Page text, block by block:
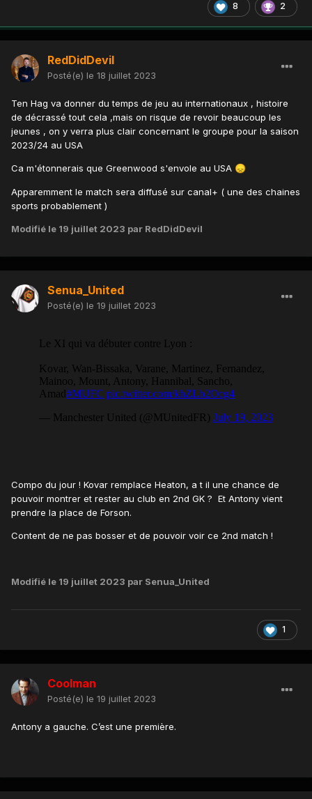
8 2
RedDidDevil
Posté(e) le 18 juillet 2023
Ten Hag va donner du temps de jeu au internationaux , histoire
de décrassé tout cela ,mais on risque de revoir beaucoup les
jeunes , on y verra plus clair concernant le groupe pour la saison
2023/24 au USA
Ca m'étonnerais que Greenwood s'envole au USA 😞
Apparemment le match sera diffusé sur canal+ ( une des chaines
sports probablement )
Modifié le 19 juillet 2023 par RedDidDevil
Senua_United
Posté(e) le 19 juillet 2023
Compo du jour ! Kovar remplace Heaton, a t il une chance de
pouvoir montrer et rester au club en 2nd GK ? Et Antony vient
prendre la place de Forson.
Content de ne pas bosser et de pouvoir voir ce 2nd match !
Modifié le 19 juillet 2023 par Senua_United
1
Coolman
Posté(e) le 19 juillet 2023
Antony a gauche. C’est une première.